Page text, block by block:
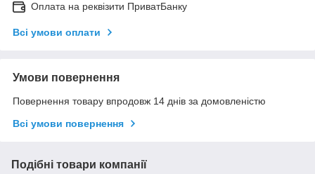
Оплата на реквізити ПриватБанку
Всі умови оплати
Умови повернення
Повернення товару впродовж 14 днів за домовленістю
Всі умови повернення
Подібні товари компанії